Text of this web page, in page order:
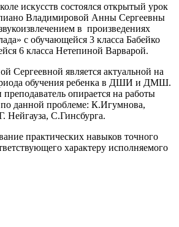
искусств состоялся открытый урок
Владимировой Анны Сергеевны
в произведениях
с обучающейся 3 класса Бабейко
6 класса Нетепиной Варварой.
Сергеевной является актуальной на
обучения ребенка в ДШИ и ДМШ.
опирается на работы
по данной проблеме: К.Игумнова,
Нейгауза, С.Гинсбурга.
практических навыков точного
характеру исполняемого